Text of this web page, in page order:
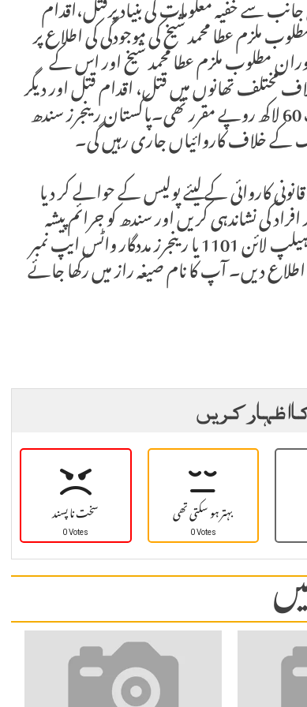
سے خفیہ معلومات کی بنیاد پرقتل،اقدام
ملزم عطا محمد شیخ کی موجودگی کی اطلاع پر
دوران مطلوب ملزم عطا محمد شیخ اور اس کے
مختلف تھانوں میں قتل، اقدام قتل اور دیگر
جرائم کی33 ایف آئی آر درج ہیں جبکہ ملزم کے سرکی قیمت 60 لاکھ روپے مقرر تھی۔پاکستان رینجرز سندھ
کے خلاف کاروائیاں جاری رہیں گی۔
کاروائی کے لیئے پولیس کے حوالے کر دیا
کی نشاندہی کریں اور سندھ کو جرائم پیشہ
افراد سے پاک کرنے میں سندھ رینجرز کی مدد کے لیے رینجرز ہیلپ لائن 1101 یا رینجرز مددگار واٹس ایپ نمبر
اطلاع دیں۔ آپ کا نام صیغہ راز میں رکھا جائے
اظہار کریں
سخت نا پسند
0 Votes بہتر ہو سکتی تھی
0 Votes